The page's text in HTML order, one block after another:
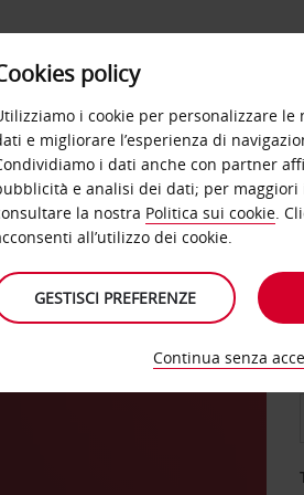
OFFERTE
policy
i cookie per personalizzare le
e migliorare l’esperienza di
i dati anche con partner
e analisi dei dati; per
la nostra Politica sui cookie.
all’utilizzo dei cookie.
GESTISCI PREFERENZE
Continua senza